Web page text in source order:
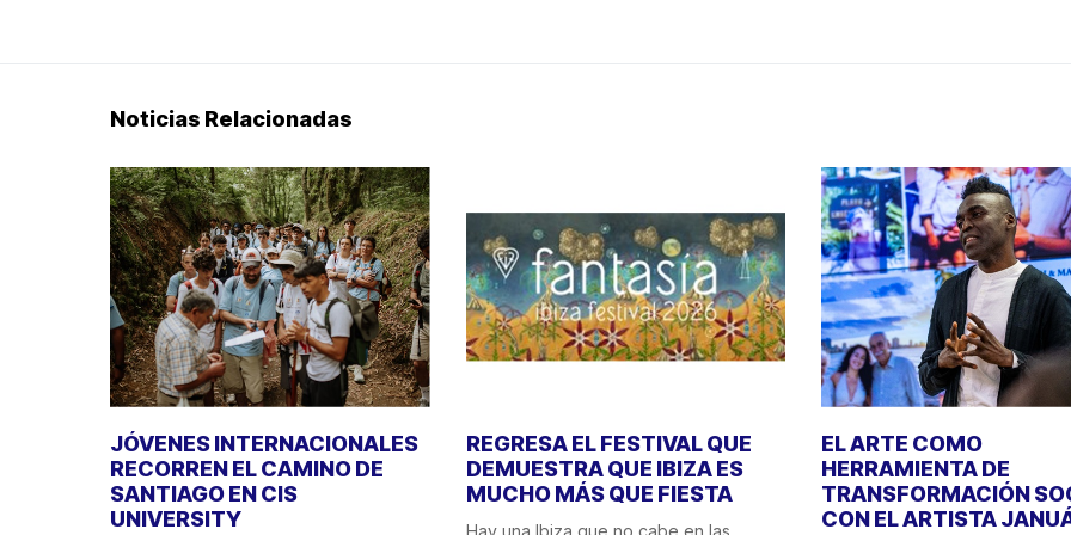
Noticias Relacionadas
JÓVENES INTERNACIONALES
RECORREN EL CAMINO DE
SANTIAGO EN CIS
UNIVERSITY
REGRESA EL FESTIVAL QUE
DEMUESTRA QUE IBIZA ES
MUCHO MÁS QUE FIESTA
Hay una Ibiza que no cabe en las
EL ARTE COMO
HERRAMIENTA DE
TRANSFORMACIÓN
CON EL ARTISTA